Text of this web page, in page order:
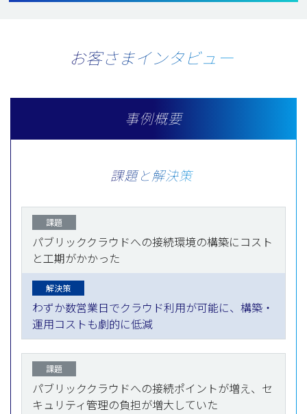
お客さまインタビュー
事例概要
課題と解決策
課題
パブリッククラウドへの接続環境の構築にコスト
と工期がかかった
解決策
わずか数営業日でクラウド利用が可能に、構築・
運用コストも劇的に低減
課題
パブリッククラウドへの接続ポイントが増え、セ
キュリティ管理の負担が増大していた